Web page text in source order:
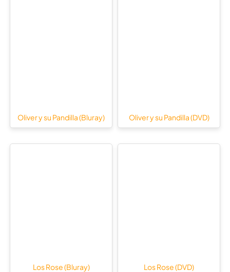
Oliver y su Pandilla (Bluray) Oliver y su Pandilla (DVD)
Los Rose (Bluray) Los Rose (DVD)